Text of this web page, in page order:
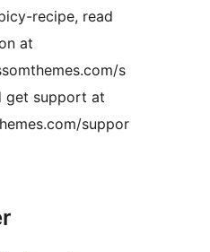
recipe, read
at
s
get support at
suppor